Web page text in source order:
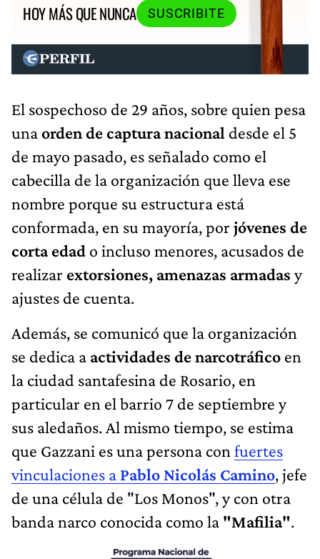
HOY MÁS QUE NUNCA
SUSCRIBITE
El sospechoso de 29 años, sobre quien pesa
unaorden de captura nacional desde el 5
de mayo pasado, es señalado como el
cabecilla de la organización que lleva ese
nombre porque su estructura está
conformada, en su mayoría, por jóvenes de
corta edad o incluso menores, acusados de
realizar extorsiones, amenazas armadas y
ajustes de cuenta.
Además, se comunicó que la organización
se dedica a actividades de narcotráfico en
la ciudad santafesina de Rosario, en
particular en el barrio 7 de septiembre y
sus aledaños. Al mismo tiempo, se estima
que Gazzani esuna persona con fuertes
vinculaciones a Pablo Nicolás Camino, jefe
de una célula de "Los Monos", y con otra
banda narco conocida como la "Mafilia".